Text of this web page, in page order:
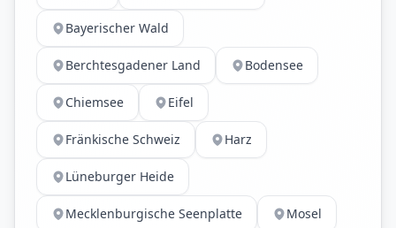
Bayerischer Wald
Berchtesgadener Land Bodensee
Chiemsee Eifel
Fränkische Schweiz Harz
Lüneburger Heide
Mecklenburgische Seenplatte Mosel